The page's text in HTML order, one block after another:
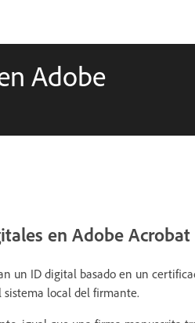
Adobe
en Adobe Acrobat
un ID digital basado en un
sistema local del firmante.